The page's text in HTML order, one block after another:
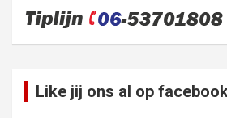
Like jij ons al op